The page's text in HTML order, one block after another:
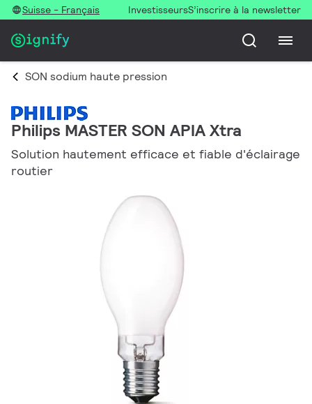
Suisse - Français InvestisseursS’inscrire à la newsletter
SON sodium haute pression
Philips MASTER SON APIA Xtra
Solution hautement efficace et fiable d'éclairage
routier